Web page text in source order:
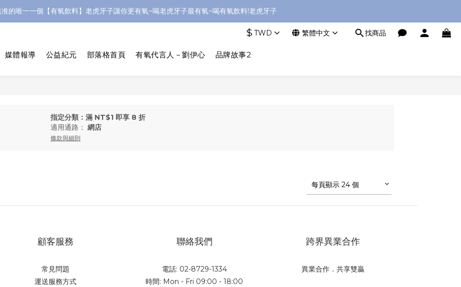
的唯一一個【有氧飲料】老虎牙子讓你更有氧~喝老虎牙子最有氧~喝有氧飲料!老虎牙子
$ TWD 繁體中文 找商品
媒體報導 公益紀元 部落格首頁 有氧代言人－劉伊心 品牌故事2
指定分類：滿 NT$1 即享 8 折
適用通路： 網店
條款與細則
每頁顯示 24 個
顧客服務
常見問題
運送服務方式
聯絡我們
電話: 02-8729-1334
時間: Mon - Fri 09:00 - 18:00
跨界異業合作
異業合作．共享雙贏